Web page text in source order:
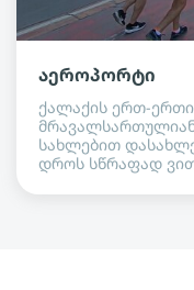
აეროპორტი
ქალაქის ერთ-ერთი
სახლებით
დროს სწრაფად